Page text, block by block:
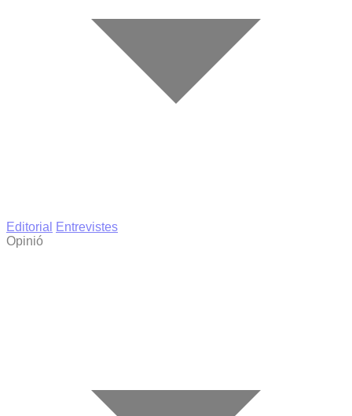
Editorial
Entrevistes
Opinió